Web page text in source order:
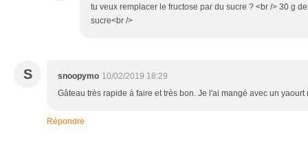
tu veux remplacer le fructose par du sucre ? <br /> 30 g
sucre<br />
S snoopymo 10/02/2019 18:29
Gâteau très rapide à faire et très bon. Je l'ai mangé avec un yaourt
Répondre